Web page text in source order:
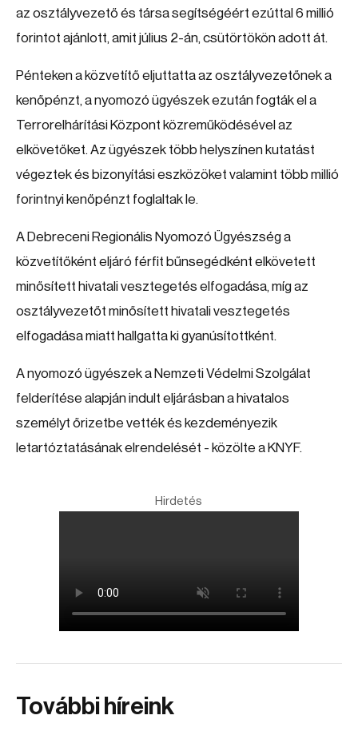
az osztályvezető és társa segítségéért ezúttal 6 millió
forintot ajánlott, amit július 2-án, csütörtökön adott át.
Pénteken a közvetítő eljuttatta az osztályvezetőnek a
kenőpénzt, a nyomozó ügyészek ezután fogták el a
Terrorelhárítási Központ közreműködésével az
elkövetőket. Az ügyészek több helyszínen kutatást
végeztek és bizonyítási eszközöket valamint több millió
forintnyi kenőpénzt foglaltak le.
A Debreceni Regionális Nyomozó Ügyészség a
közvetítőként eljáró férfit bűnsegédként elkövetett
minősített hivatali vesztegetés elfogadása, míg az
osztályvezetőt minősített hivatali vesztegetés
elfogadása miatt hallgatta ki gyanúsítottként.
A nyomozó ügyészek a Nemzeti Védelmi Szolgálat
felderítése alapján indult eljárásban a hivatalos
személyt őrizetbe vették és kezdeményezik
letartóztatásának elrendelését - közölte a KNYF.
Hirdetés
További híreink